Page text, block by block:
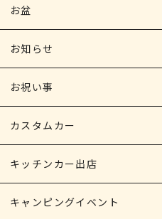
お盆
お知らせ
お祝い事
カスタムカー
キッチンカー出店
キャンピングイベント